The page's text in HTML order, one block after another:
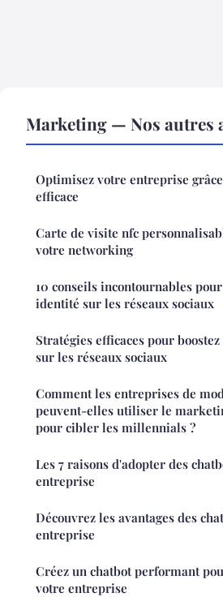
Marketing — Nos autres
Optimisez votre entreprise
efficace
Carte de visite nfc
votre networking
10 conseils incontournables
identité sur les réseaux sociaux
Stratégies efficaces pour
sur les réseaux sociaux
Comment les entreprises de
peuvent-elles utiliser le
pour cibler les millennials ?
Les 7 raisons d'adopter des
entreprise
Découvrez les avantages des
entreprise
Créez un chatbot performant
votre entreprise